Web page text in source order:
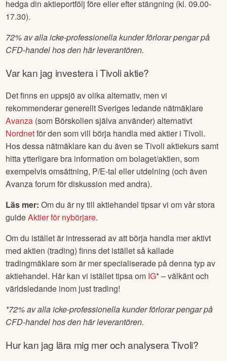
hedga din aktieportfölj före eller efter stängning (kl. 09.00-
17.30).
72% av alla icke-professionella kunder förlorar pengar på
CFD-handel hos den här leverantören.
Var kan jag investera iTivoliaktie?
Det finns en uppsjö av olika alternativ, men vi
rekommenderar generellt Sveriges ledande nätmäklare
Avanza (som Börskollen själva använder) alternativt
Nordnetför den som vill börja handla med aktier iTivoli.
Hos dessa nätmäklare kan du även seTivoli aktiekurs samt
hitta ytterligare bra information om bolaget/aktien, som
exempelvis omsättning, P/E-tal eller utdelning (och även
Avanza forum för diskussion med andra).
Läs mer: Om du är ny till aktiehandel tipsar vi om vår stora
guideAktier för nybörjare.
Om du istället är intresserad av att börja handla mer aktivt
med aktien (trading) finns det istället så kallade
tradingmäklare som är mer specialiserade på denna typ av
aktiehandel. Här kan vi istället tipsa om IG* – välkänt och
världsledande inom just trading!
*72% av alla icke-professionella kunder förlorar pengar på
CFD-handel hos den här leverantören.
Hur kan jag lära mig mer och analyseraTivoli?